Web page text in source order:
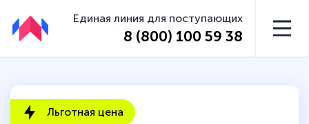
Единая линия для поступающих
8 (800) 100 59 38
Льготная цена